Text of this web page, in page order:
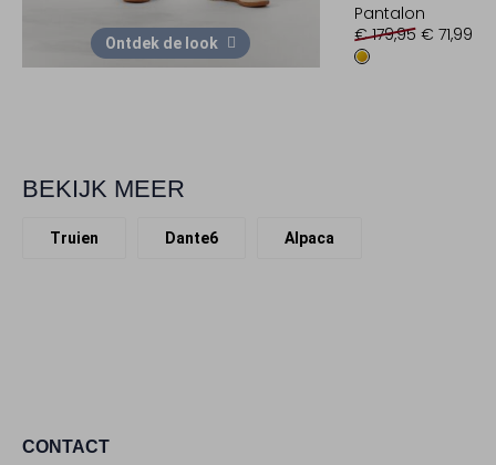
Ontdek de look
Pantalon
€ 179,95 € 71,99
BEKIJK MEER
Truien Dante6 Alpaca
CONTACT